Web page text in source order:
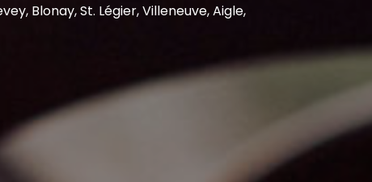
Blonay, St. Légier, Villeneuve, Aigle,